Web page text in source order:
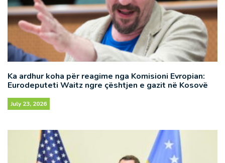
Ka ardhur koha për reagime nga Komisioni Evropian:
Eurodeputeti Waitz ngre çështjen e gazit në Kosovë
July 23, 2026